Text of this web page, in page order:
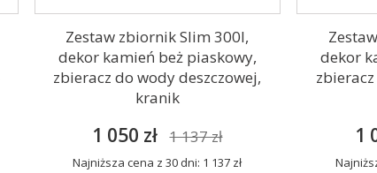
Zestaw zbiornik Slim 300l,
dekor kamień beż piaskowy,
zbieracz do wody deszczowej,
kranik
1 050 zł 1 137 zł
Najniższa cena z 30 dni: 1 137 zł
dekor
1